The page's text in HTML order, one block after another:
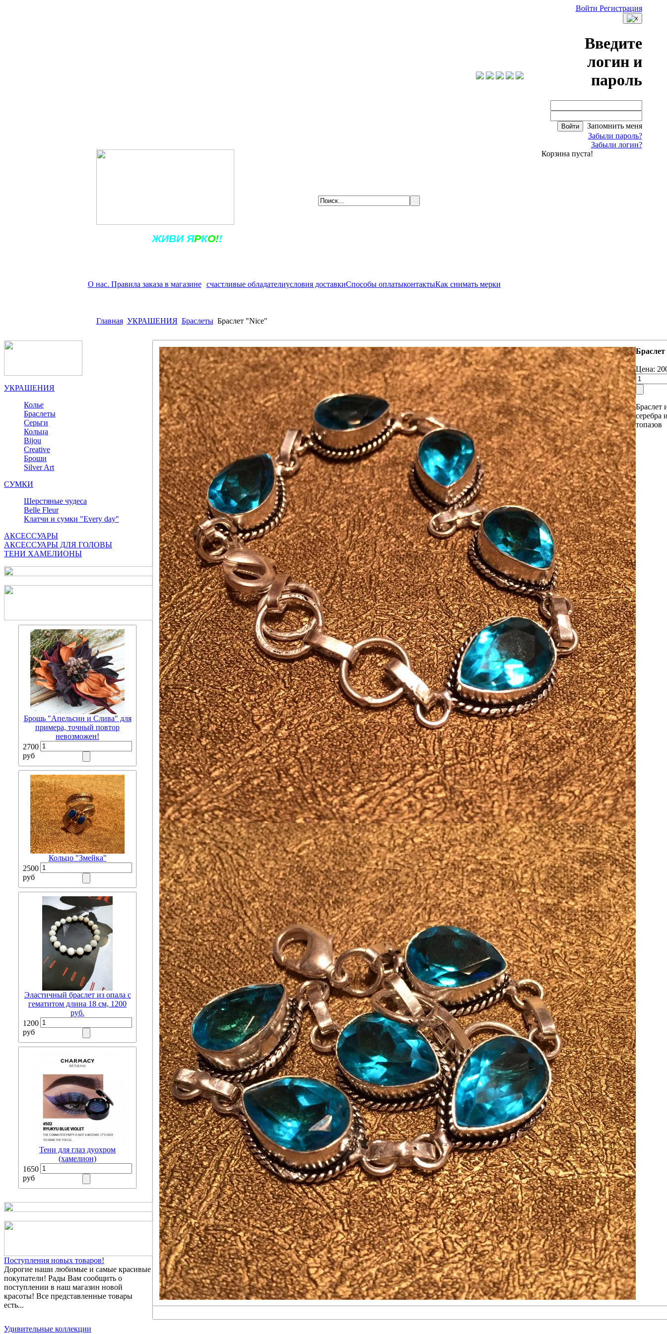
Войти Регистрация
Введите
логин и
пароль
Войти
Запомнить меня
Забыли пароль?
Забыли логин?
ЖИВИ ЯРКО!!
Корзина пуста!
О нас. Правила заказа в магазине счастливые обладателиусловия доставкиСпособы оплатыконтактыКак снимать мерки
Главная УКРАШЕНИЯ Браслеты Браслет "Nice"
УКРАШЕНИЯ
Колье
Браслеты
Серьги
Кольца
Bijou
Сreative
Броши
Silver Art
СУМКИ
Шерстяные чудеса
Belle Fleur
Клатчи и сумки "Every day"
АКСЕССУАРЫ
АКСЕССУАРЫ ДЛЯ ГОЛОВЫ
ТЕНИ ХАМЕЛИОНЫ
Брошь "Апельсин и Слива" для
примера, точный повтор
невозможен!
2700
руб
Кольцо "Змейка"
2500
руб
Эластичный браслет из опала с
гематитом длина 18 см, 1200
руб.
1200
руб
Тени для глаз дуохром
(хамелион)
1650
руб
Поступления новых товаров!
Дорогие наши любимые и самые красивые
покупатели! Рады Вам сообщить о
поступлении в наш магазин новой
красоты! Все представленные товары
есть...
Удивительные коллекции
Цена:
Браслет
серебра
топазов